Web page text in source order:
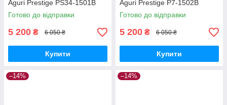
Aguri Prestige PS34-1501B
Готово до відправки
5 200 ₴ 6 050 ₴
Купити
Aguri Prestige P7-1502B
Готово до відправки
5 200 ₴ 6 050 ₴
Купити
–14% –14%